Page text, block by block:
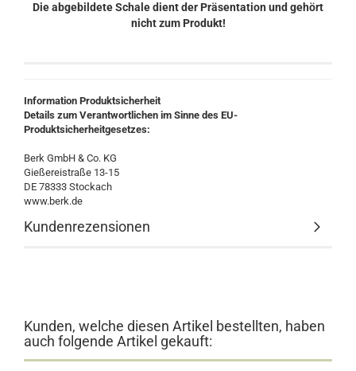
Die abgebildete Schale dient der Präsentation und gehört
nicht zum Produkt!
Information Produktsicherheit
Details zum Verantwortlichen im Sinne des EU-
Produktsicherheitgesetzes:
Berk GmbH & Co. KG
Gießereistraße 13-15
DE 78333 Stockach
www.berk.de
Kundenrezensionen
Kunden, welche diesen Artikel bestellten, haben
auch folgende Artikel gekauft: